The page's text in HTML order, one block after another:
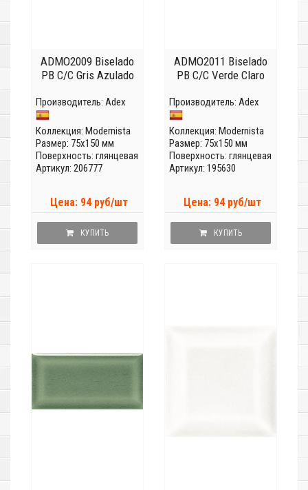
ADMO2009 Biselado
PB C/C Gris Azulado
Производитель: Adex
Коллекция: Modernista
Размер: 75x150 мм
Поверхность: глянцевая
Артикул: 206777
Цена: 94 руб/шт
КУПИТЬ
ADMO2011 Biselado
PB C/C Verde Claro
Производитель: Adex
Коллекция: Modernista
Размер: 75x150 мм
Поверхность: глянцевая
Артикул: 195630
Цена: 94 руб/шт
КУПИТЬ